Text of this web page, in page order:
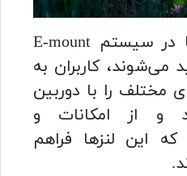
از آنجا که این لنزها در سیستم E-mount
می‌شوند، کاربران به
مختلف را با دوربین
و از امکانات و
این لنزها فراهم